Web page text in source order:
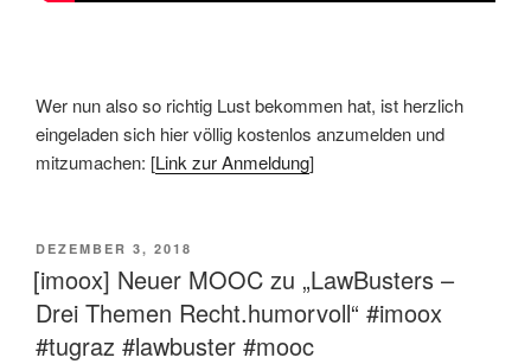
Wer nun also so richtig Lust bekommen hat, ist herzlich
eingeladen sich hier völlig kostenlos anzumelden und
mitzumachen: [Link zur Anmeldung]
VERÖFFENTLICHT
AM
DEZEMBER 3, 2018
[imoox] Neuer MOOC zu „LawBusters –
Drei Themen Recht.humorvoll“ #imoox
#tugraz #lawbuster #mooc